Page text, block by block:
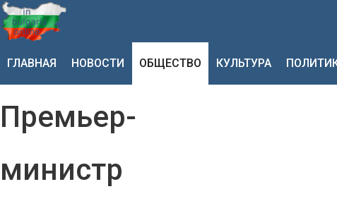
ГЛАВНАЯ НОВОСТИ ОБЩЕСТВО КУЛЬТУРА
Премьер-
министр